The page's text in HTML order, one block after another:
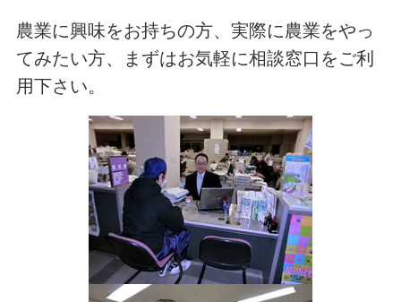
農業に興味をお持ちの方、実際に農業をやっ
てみたい方、まずはお気軽に相談窓口をご利
用下さい。